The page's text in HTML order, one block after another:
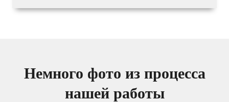
Немного фото из процесса
нашей работы